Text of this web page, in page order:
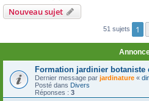
Nouveau sujet
51 sujets 1
Formation jardinier botaniste
Dernier message par jardinature «
Posté dans Divers
Réponses : 3